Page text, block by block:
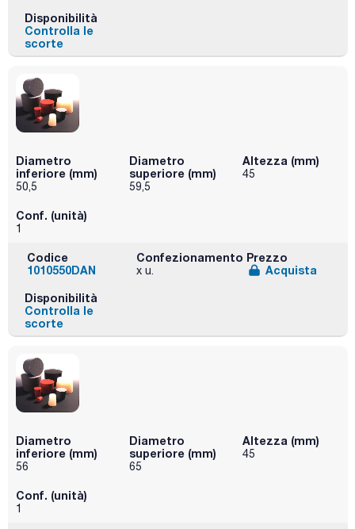
Disponibilità
Controlla le
scorte
Diametro
inferiore (mm)
50,5
Diametro
superiore (mm)
59,5
Altezza (mm)
45
Conf. (unità)
1
Codice
1010550DAN
Confezionamento
x u.
Prezzo
Acquista
Disponibilità
Controlla le
scorte
Diametro
inferiore (mm)
56
Diametro
superiore (mm)
65
Altezza (mm)
45
Conf. (unità)
1